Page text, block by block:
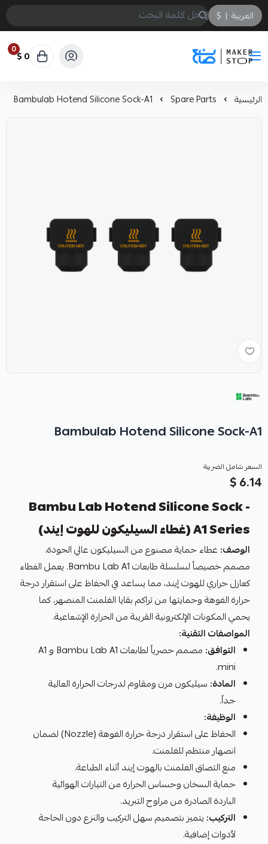
العربية |
$
صانع
0 0 $
الرئيسية Spare Parts
Bambulab Hotend Silicone Sock-A1
Bambulab Hotend Silicone Sock-A1
السعر شامل الضريبة
6.14 $
Bambu Lab Hotend Silicone Sock -
A1 Series (غطاء السيليكون للهوت إيند)
الوصف: غطاء حماية مصنوع من السيليكون عالي الجودة،
مصمم خصيصاً لسلسلة طابعات Bambu Lab A1. يعمل الغطاء
كعازل حراري للهوت إيند، مما يساعد في الحفاظ على استقرار درجة
حرارة الفوهة وحمايتها من تراكم بقايا الفلمنت المنصهر، كما
يحمي المكونات الإلكترونية القريبة من الحرارة الإشعاعية.
المواصفات التقنية:
التوافق:
مصمم حصرياً لطابعات Bambu Lab A1 و A1
mini.
المادة: سيليكون مرن ومقاوم لدرجات الحرارة العالية
جداً.
الوظيفة:
الحفاظ على استقرار درجة حرارة الفوهة (Nozzle) لضمان
انصهار منتظم للفلمنت.
منع التصاق الفلمنت بالهوت إيند أثناء الطباعة.
حماية السخان وحساس الحرارة من التيارات الهوائية
الباردة الصادرة من مراوح التبريد.
التركيب: يتميز بتصميم سهل التركيب والنزع دون الحاجة
لأدوات إضافية.